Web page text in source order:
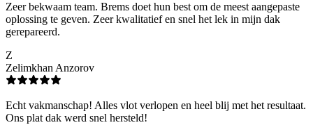
Zeer bekwaam team. Brems doet hun best om de meest aangepaste
oplossing te geven. Zeer kwalitatief en snel het lek in mijn dak
gerepareerd.
Z
Zelimkhan Anzorov
Echt vakmanschap! Alles vlot verlopen en heel blij met het resultaat.
Ons plat dak werd snel hersteld!